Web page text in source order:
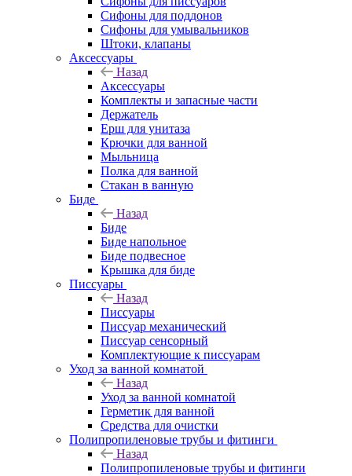
Сифоны для поддонов
Сифоны для умывальников
Штоки, клапаны
Аксессуары
Назад
Аксессуары
Комплекты и запасные части
Держатель
Ерш для унитаза
Крючки для ванной
Мыльница
Полка для ванной
Стакан в ванную
Биде
Назад
Биде
Биде напольное
Биде подвесное
Крышка для биде
Писсуары
Назад
Писсуары
Писсуар механический
Писсуар сенсорный
Комплектующие к писсуарам
Уход за ванной комнатой
Назад
Уход за ванной комнатой
Герметик для ванной
Средства для очистки
Полипропиленовые трубы и фитинги
Назад
Полипропиленовые трубы и фитинги